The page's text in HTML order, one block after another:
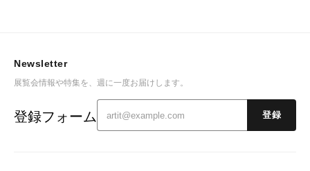
Newsletter
展覧会情報や特集を、週に一度お届けします。
登録フォーム 登録